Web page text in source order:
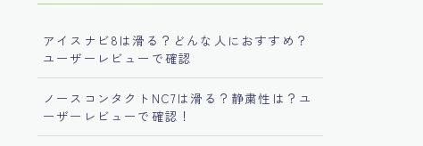
アイスナビ8は滑る？どんな人におすすめ？
ユーザーレビューで確認
ノースコンタクトNC7は滑る？静粛性は？ユ
ーザーレビューで確認！